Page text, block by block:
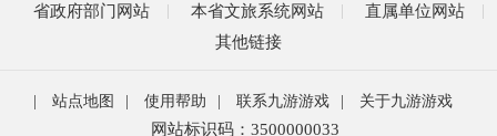
省政府部门网站 本省文旅系统网站
直属单位网站
其他链接
| 站点地图 | 使用帮助 | 联系九游游戏 | 关于九游游戏
网站标识码：3500000033